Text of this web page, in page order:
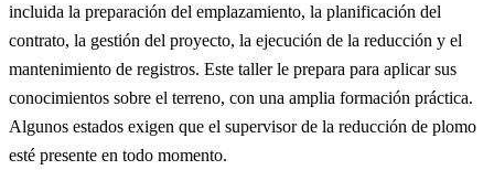
incluida la preparación del emplazamiento, la planificación del
contrato, la gestión del proyecto, la ejecución de la reducción y el
mantenimiento de registros. Este taller le prepara para aplicar sus
conocimientos sobre el terreno, con una amplia formación práctica.
Algunos estados exigen que el supervisor de la reducción de plomo
esté presente en todo momento.